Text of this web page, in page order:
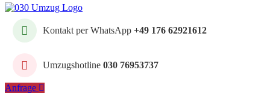
Kontakt per WhatsApp +49 176 62921612
Umzugshotline 030 76953737
Anfrage